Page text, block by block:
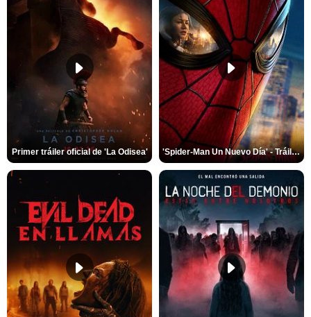
Primer tráiler oficial de 'La Odisea' 'Spider-Man Un Nuevo Día' - Tráiler oficial subtitulado